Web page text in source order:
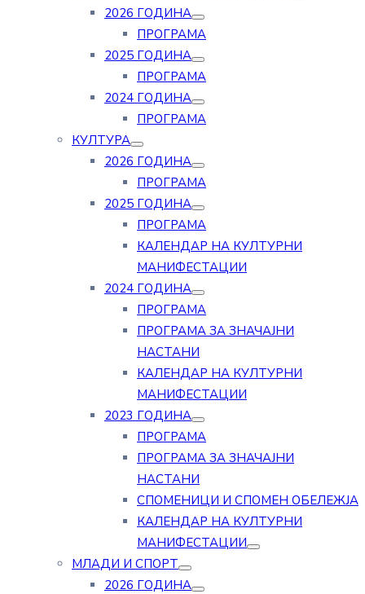
2026 ГОДИНА
ПРОГРАМА
2025 ГОДИНА
ПРОГРАМА
2024 ГОДИНА
ПРОГРАМА
КУЛТУРА
2026 ГОДИНА
ПРОГРАМА
2025 ГОДИНА
ПРОГРАМА
КАЛЕНДАР НА КУЛТУРНИ
МАНИФЕСТАЦИИ
2024 ГОДИНА
ПРОГРАМА
ПРОГРАМА ЗА ЗНАЧАЈНИ
НАСТАНИ
КАЛЕНДАР НА КУЛТУРНИ
МАНИФЕСТАЦИИ
2023 ГОДИНА
ПРОГРАМА
ПРОГРАМА ЗА ЗНАЧАЈНИ
НАСТАНИ
СПОМЕНИЦИ И СПОМЕН ОБЕЛЕЖЈА
КАЛЕНДАР НА КУЛТУРНИ
МАНИФЕСТАЦИИ
МЛАДИ И СПОРТ
2026 ГОДИНА